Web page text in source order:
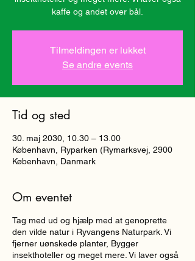
kaffe og andet over bål.
Tilmeldingen er lukket
Se andre events
Tid og sted
30. maj 2030, 10.30 – 13.00
København, Ryparken (Rymarksvej, 2900
København, Danmark
Om eventet
Tag med ud og hjælp med at genoprette
den vilde natur i Ryvangens Naturpark. Vi
fjerner uønskede planter, Bygger
insekthoteller og meget mere. Vi laver også